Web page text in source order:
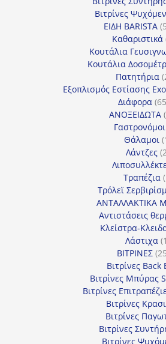
Βιτρίνες
ΕΙΔΗ BARISTA
Καθαριστικά
Κουτάλια
Κουτάλια
Πατητήρια
Εξοπλισμός Εστίασης
Διάφορα 65
ΑΝΟΞΕΙΔΩΤΑ
Γαστρονόμοι
Θάλαμοι
Λάντζες 2
Τραπέζια
Τρόλεϊ
ΑΝΤΑΛΛΑΚΤΙΚΑ
Αντιστάσεις
Κλείστρα-
Λάστιχα 1
ΒΙΤΡΙΝΕΣ 25
Βιτρίνες Back
Βιτρίνες Mπύρας
Βιτρίνες
Βιτρίνες
Βιτρίνες
Βιτρίνες
Βιτρίνες